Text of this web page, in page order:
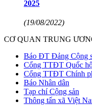
2025
(19/08/2022)
CƠ QUAN TRUNG
Báo ĐT Đảng Cộng
Cổng TTĐT Quốc
Cổng TTĐT Chính
Báo Nhân dân
Tạp chí Cộng sản
Thông tấn xã Việt